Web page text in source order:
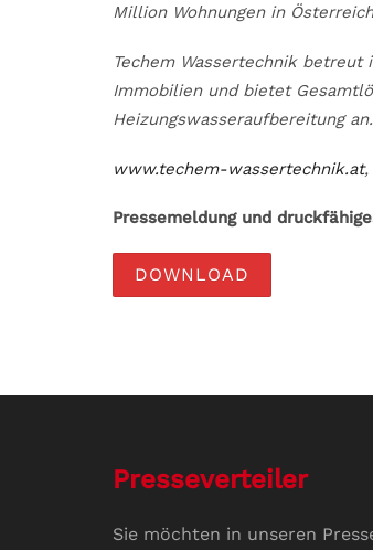
Million Wohnungen in
Techem Wassertechnik
Immobilien und bietet
Heizungswasseraufbereitung an.
www.techem-wassertechnik.at,
Pressemeldung und
DOWNLOAD
Presseverteiler
Sie möchten in unseren